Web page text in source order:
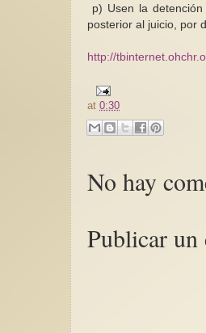
p) Usen la
posterior al juicio, por
http://
at0:30
No hay
Publicar un